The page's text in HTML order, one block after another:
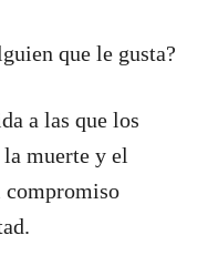
que le gusta?
a las que los
muerte y el
compromiso